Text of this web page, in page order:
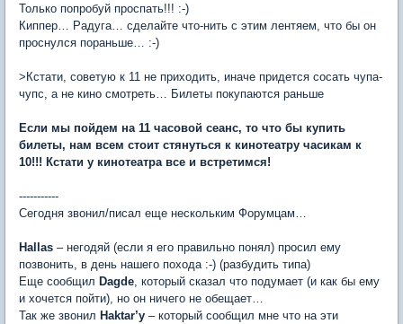
Только попробуй проспать!!! :-)
Киппер… Радуга… сделайте что-нить с этим лентяем, что бы он
проснулся пораньше… :-)
>Кстати, советую к 11 не приходить, иначе придется сосать чупа-
чупс, а не кино смотреть… Билеты покупаются раньше
Если мы пойдем на 11 часовой сеанс, то что бы купить
билеты, нам всем стоит стянуться к кинотеатру часикам к
10!!! Кстати у кинотеатра все и встретимся!
-----------
Сегодня звонил/писал еще нескольким Форумцам…
Hallas – негодяй (если я его правильно понял) просил ему
позвонить, в день нашего похода :-) (разбудить типа)
Еще сообщил Dagde , который сказал что подумает (и как бы ему
и хочется пойти), но он ничего не обещает…
Так же звонил Haktar’y – который сообщил мне что на эти